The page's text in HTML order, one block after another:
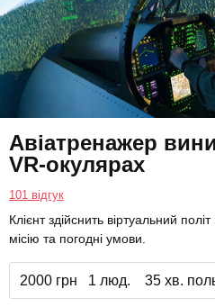
Авіатренажер
VR-окулярах
101 відгук
Клієнт здійснить віртуальний
місію та погодні умови.
2000 грн 1 люд. 35 хв.